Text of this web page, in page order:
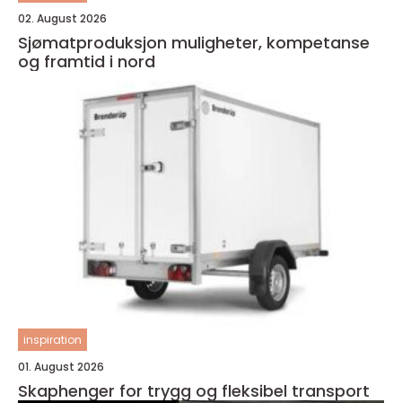
02. August 2026
Sjømatproduksjon muligheter, kompetanse
og framtid i nord
inspiration
01. August 2026
Skaphenger for trygg og fleksibel transport